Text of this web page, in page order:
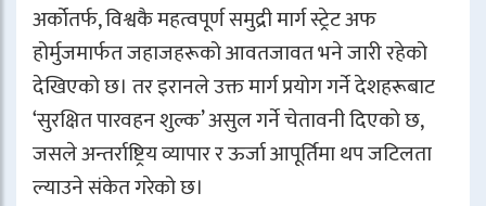
अर्कोतर्फ, विश्वकै महत्वपूर्ण समुद्री मार्ग स्ट्रेट अफ
होर्मुजमार्फत जहाजहरूको आवतजावत भने जारी रहेको
देखिएको छ। तर इरानले उक्त मार्ग प्रयोग गर्ने देशहरूबाट
‘सुरक्षित पारवहन शुल्क’ असुल गर्ने चेतावनी दिएको छ,
जसले अन्तर्राष्ट्रिय व्यापार र ऊर्जा आपूर्तिमा थप जटिलता
ल्याउने संकेत गरेको छ।